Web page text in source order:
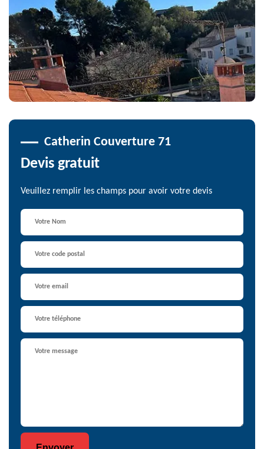
Catherin Couverture 71
Devis gratuit
Veuillez remplir les champs pour avoir votre devis